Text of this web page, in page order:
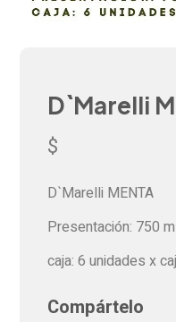
D`Marelli
$
D`Marelli MENTA
Presentación: 750
caja: 6 unidades x
Compártelo